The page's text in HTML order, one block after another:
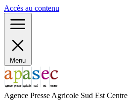
Accès au contenu
Menu
Agence Presse Agricole Sud Est Centre
Panneau de gestion des cookies